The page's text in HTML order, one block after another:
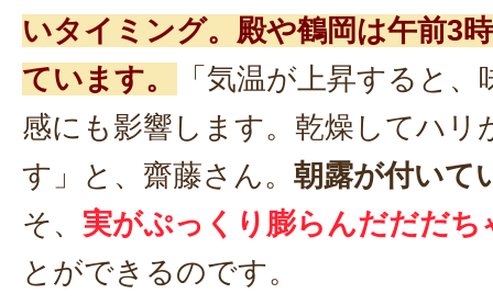
いタイミング。殿や鶴岡は午前3
ています。
「気温が上昇すると
感にも影響します。乾燥してハリ
す」と、齋藤さん。 朝露が付いて
そ、 実がぷっくり膨らんだだだち
とができるのです。